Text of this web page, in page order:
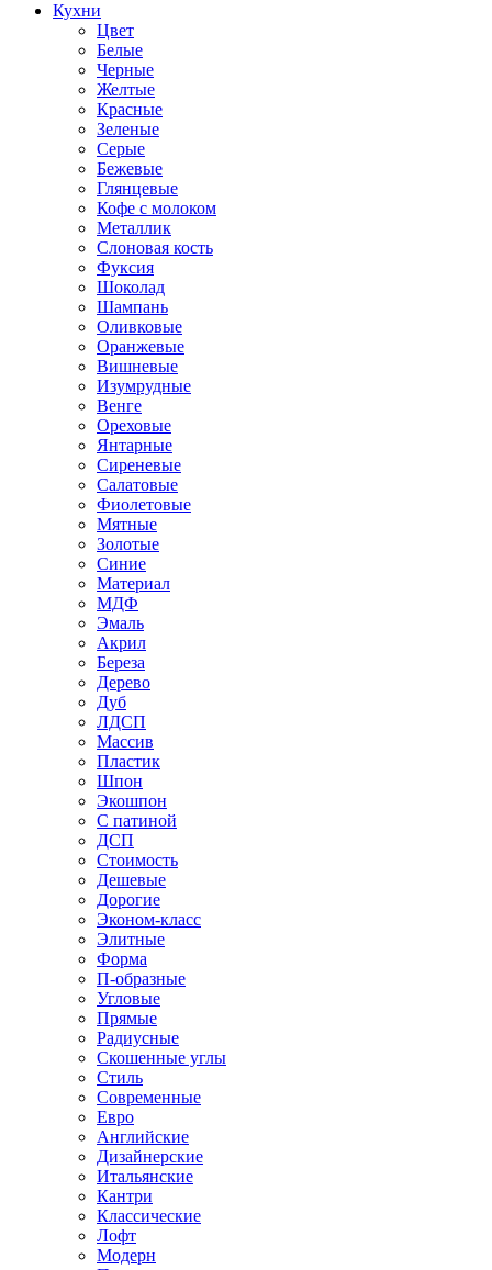
Кухни
Цвет
Белые
Черные
Желтые
Красные
Зеленые
Серые
Бежевые
Глянцевые
Кофе с молоком
Металлик
Слоновая кость
Фуксия
Шоколад
Шампань
Оливковые
Оранжевые
Вишневые
Изумрудные
Венге
Ореховые
Янтарные
Сиреневые
Салатовые
Фиолетовые
Мятные
Золотые
Синие
Материал
МДФ
Эмаль
Акрил
Береза
Дерево
Дуб
ЛДСП
Массив
Пластик
Шпон
Экошпон
С патиной
ДСП
Стоимость
Дешевые
Дорогие
Эконом-класс
Элитные
Форма
П-образные
Угловые
Прямые
Радиусные
Скошенные углы
Стиль
Современные
Евро
Английские
Дизайнерские
Итальянские
Кантри
Классические
Лофт
Модерн